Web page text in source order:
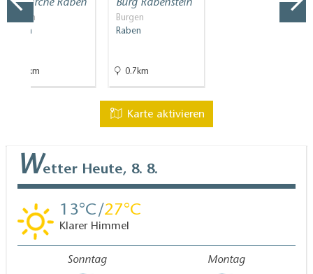
Dorfkirche Raben
Kirchen
Raben
0.1km
Burg Rabenstein
Burgen
Raben
0.7km
Karte aktivieren
Wetter Heute, 8. 8.
13 27
Klarer Himmel
Sonntag Montag